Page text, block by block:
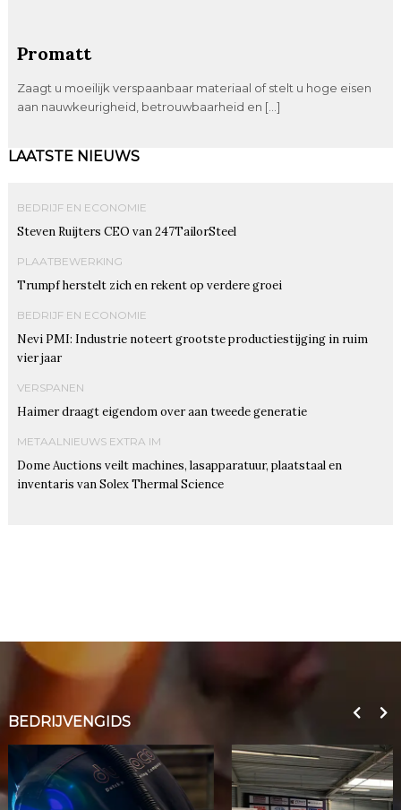
Promatt
Zaagt u moeilijk verspaanbaar materiaal of stelt u hoge eisen
aan nauwkeurigheid, betrouwbaarheid en […]
LAATSTE NIEUWS
BEDRIJF EN ECONOMIE
Steven Ruijters CEO van 247TailorSteel
PLAATBEWERKING
Trumpf herstelt zich en rekent op verdere groei
BEDRIJF EN ECONOMIE
Nevi PMI: Industrie noteert grootste productiestijging in ruim
vier jaar
VERSPANEN
Haimer draagt eigendom over aan tweede generatie
METAALNIEUWS EXTRA IM
Dome Auctions veilt machines, lasapparatuur, plaatstaal en
inventaris van Solex Thermal Science
BEDRIJVENGIDS